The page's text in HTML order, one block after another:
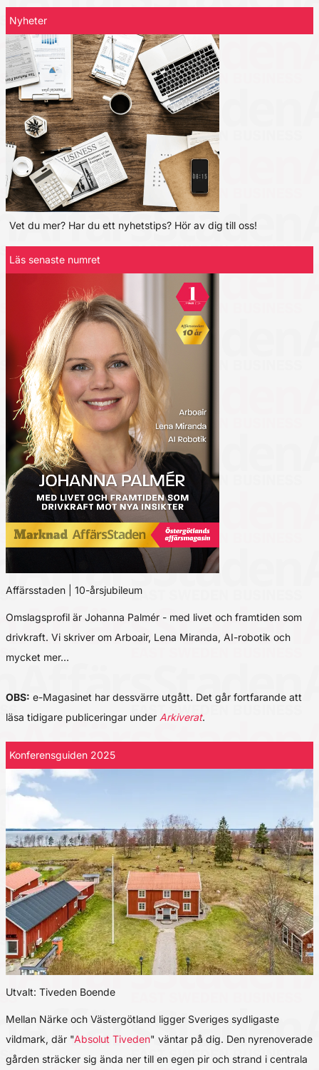
Nyheter
Vet du mer? Har du ett nyhetstips? Hör av dig till oss!
Läs senaste numret
Affärsstaden | 10-årsjubileum
Omslagsprofil är Johanna Palmér - med livet och framtiden som
drivkraft. Vi skriver om Arboair, Lena Miranda, AI-robotik och
mycket mer…
OBS: e-Magasinet har dessvärre utgått. Det går fortfarande att
läsa tidigare publiceringar under Arkiverat.
Konferensguiden 2025
Utvalt: Tiveden Boende
Mellan Närke och Västergötland ligger Sveriges sydligaste
vildmark, där "Absolut Tiveden" väntar på dig. Den nyrenoverade
gården sträcker sig ända ner till en egen pir och strand i centrala